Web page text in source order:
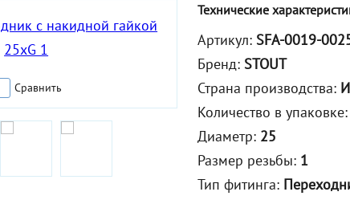
Сравнить
Технические
Артикул: SFA-0019-
Бренд: STOUT
Страна производства:
Количество в упаковке:
Диаметр: 25
Размер резьбы: 1
Тип фитинга: